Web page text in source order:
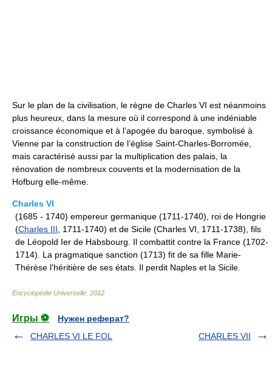
Sur le plan de la civilisation, le règne de Charles VI est néanmoins
plus heureux, dans la mesure où il correspond à une indéniable
croissance économique et à l’apogée du baroque, symbolisé à
Vienne par la construction de l’église Saint-Charles-Borromée,
mais caractérisé aussi par la multiplication des palais, la
rénovation de nombreux couvents et la modernisation de la
Hofburg elle-même.
Charles VI
(1685 - 1740) empereur germanique (1711-1740), roi de Hongrie
(Charles III , 1711-1740) et de Sicile (Charles VI, 1711-1738), fils
de Léopold Ier de Habsbourg. Il combattit contre la France (1702-
1714). La pragmatique sanction (1713) fit de sa fille Marie-
Thérèse l'héritière de ses états. Il perdit Naples et la Sicile.
Encyclopédie Universelle 2012
Игры ⚽
Нужен реферат?
CHARLES VI LE FOL
CHARLES VII